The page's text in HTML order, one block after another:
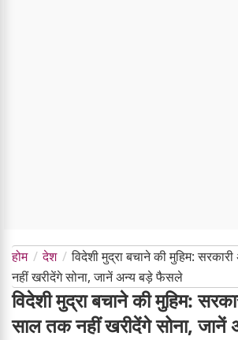
होम देश
विदेशी मुद्रा बचाने की मुहिम:
नहीं खरीदेंगे सोना, जानें अन्य बड़े फैसले
विदेशी मुद्रा बचाने की मुहिम:
साल तक नहीं खरीदेंगे सोना,